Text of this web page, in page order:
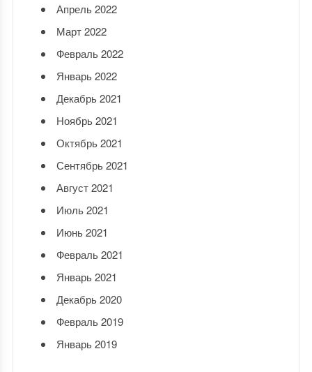
Апрель 2022
Март 2022
Февраль 2022
Январь 2022
Декабрь 2021
Ноябрь 2021
Октябрь 2021
Сентябрь 2021
Август 2021
Июль 2021
Июнь 2021
Февраль 2021
Январь 2021
Декабрь 2020
Февраль 2019
Январь 2019